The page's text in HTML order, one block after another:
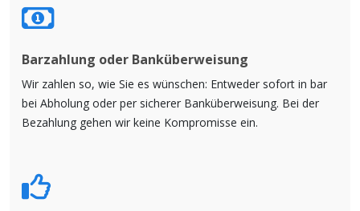
Barzahlung oder Banküberweisung
Wir zahlen so, wie Sie es wünschen: Entweder sofort in bar
bei Abholung oder per sicherer Banküberweisung. Bei der
Bezahlung gehen wir keine Kompromisse ein.